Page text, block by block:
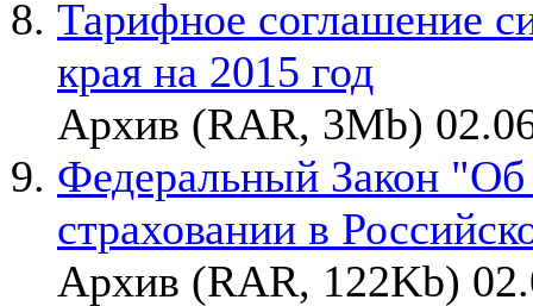
Тарифное соглашение
края на 2015 год
Архив (RAR, 3Mb)
Федеральный Закон "Об
страховании в
Архив (RAR, 122Kb)